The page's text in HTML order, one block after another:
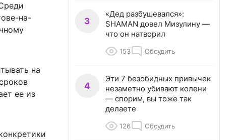
на-
на
ее из
3
«Дед разбушевался»:
SHAMAN довел Мизулину —
что он натворил
153 Обсудить
4
Эти 7 безобидных привычек
незаметно убивают колени
— спорим, вы тоже так
делаете
126 Обсудить